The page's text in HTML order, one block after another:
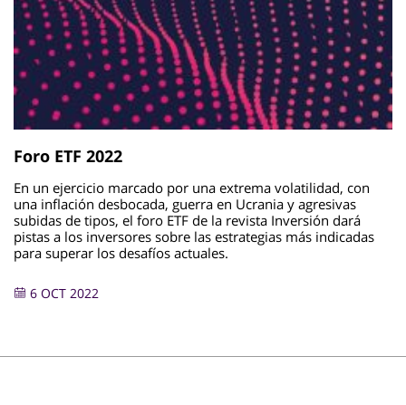
Foro ETF 2022
En un ejercicio marcado por una extrema volatilidad, con
una inflación desbocada, guerra en Ucrania y agresivas
subidas de tipos, el foro ETF de la revista Inversión dará
pistas a los inversores sobre las estrategias más indicadas
para superar los desafíos actuales.
6 OCT 2022